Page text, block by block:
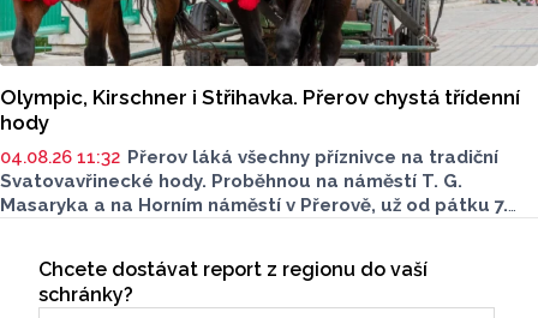
Olympic, Kirschner i Střihavka. Přerov chystá třídenní
hody
04.08.26 11:32 Přerov láká všechny příznivce na tradiční
Svatovavřinecké hody. Proběhnou na náměstí T. G.
Masaryka a na Horním náměstí v Přerově, už od pátku 7.
i na historický jarmark.
Odběr newsletteru
Chcete dostávat report z regionu do vaší
schránky?